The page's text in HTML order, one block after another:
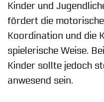
Kinder und
fördert die
Koordination und die
spielerische Weise.
Kinder sollte jedoch
anwesend sein.